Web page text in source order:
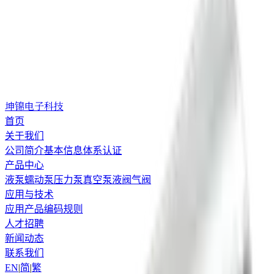
坤锦电子科技
首页
关于我们
公司简介基本信息体系认证
产品中心
液泵蠕动泵压力泵真空泵液阀气阀
应用与技术
应用 产品编码规则
人才招聘
新闻动态
联系我们
EN|简|繁